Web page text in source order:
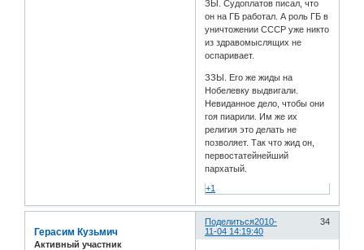
ЗЫ. Судоплатов писал, что
он на ГБ работал. А роль ГБ в
уничтожении СССР уже никто
из здравомыслящих не
оспаривает.
ЗЗЫ. Его же жиды на
Нобелевку выдвигали.
Невиданное дело, чтобы они
гоя пиарили. Им же их
религия это делать не
позволяет. Так что жид он,
первостатейнейший
пархатый.
+1
Поделиться 34
2010-
11-04 14:19:40
Герасим Кузьмич
Активный участник